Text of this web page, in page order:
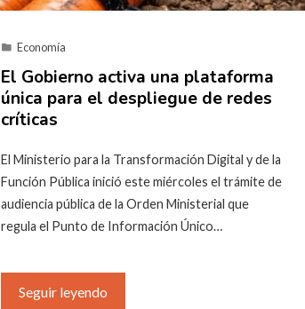
Economía
El Gobierno activa una plataforma
única para el despliegue de redes
críticas
El Ministerio para la Transformación Digital y de la
Función Pública inició este miércoles el trámite de
audiencia pública de la Orden Ministerial que
regula el Punto de Información Único…
Seguir leyendo